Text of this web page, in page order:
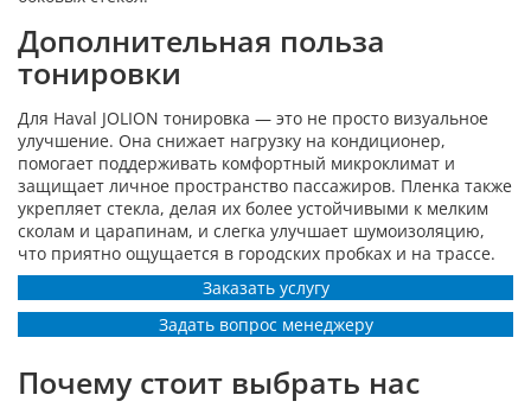
Дополнительная польза
тонировки
Для Haval JOLION тонировка — это не просто визуальное
улучшение. Она снижает нагрузку на кондиционер,
помогает поддерживать комфортный микроклимат и
защищает личное пространство пассажиров. Пленка также
укрепляет стекла, делая их более устойчивыми к мелким
сколам и царапинам, и слегка улучшает шумоизоляцию,
что приятно ощущается в городских пробках и на трассе.
Заказать услугу
Задать вопрос менеджеру
Почему стоит выбрать нас